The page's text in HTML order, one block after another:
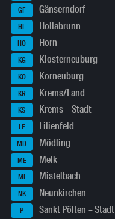
GF Gänserndorf
HL Hollabrunn
HO Horn
KG Klosterneuburg
KO Korneuburg
KR Krems/Land
KS Krems – Stadt
LF Lilienfeld
MD Mödling
ME Melk
MI Mistelbach
NK Neunkirchen
P Sankt Pölten – Stadt